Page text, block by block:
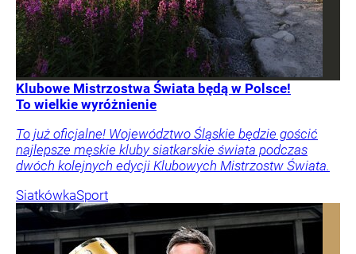
Klubowe Mistrzostwa Świata będą w Polsce!
To wielkie wyróżnienie
To już oficjalne! Województwo Śląskie będzie gościć
najlepsze męskie kluby siatkarskie świata podczas
dwóch kolejnych edycji Klubowych Mistrzostw Świata.
SiatkówkaSport